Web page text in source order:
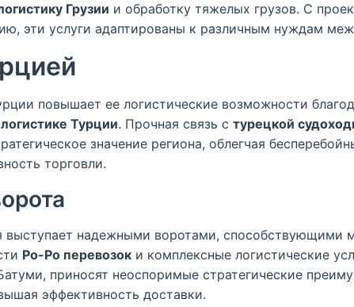
Грузии и обработку тяжелых грузов. С
эти услуги адаптированы к различным нуждам
повышает ее логистические возможности
Турции. Прочная связь с турецкой
значение региона, облегчая
торговли.
выступает надежными воротами, способствующими
Ро-Ро перевозок и комплексные логистические
приносят неоспоримые стратегические
эффективность доставки.